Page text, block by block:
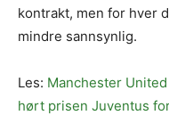
kontrakt, men for hver
mindre sannsynlig.
Les: Manchester
hørt prisen Juventus